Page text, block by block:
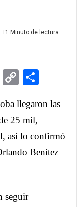
1 Minuto de lectura
Copy
llegaron las
25 mil,
así lo confirmó
Benítez
seguir